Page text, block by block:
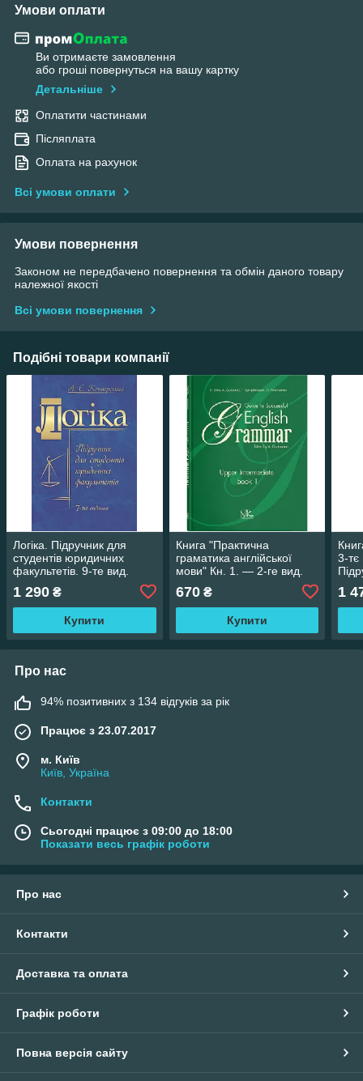
Умови оплати
Ви отримаєте замовлення
або гроші повернуться на вашу картку
Детальніше
Оплатити частинами
Післяплата
Оплата на рахунок
Всі умови оплати
Умови повернення
Законом не передбачено повернення та обмін даного товару
належної якості
Всі умови повернення
Подібні товари компанії
Логіка. Підручник для
студентів юридичних
факультетів. 9-те вид.
Конверський А.Є.
1 290 ₴
Купити
Книга "Практична
граматика англійської
мови" Кн. 1. — 2-ге вид.
670₴
Купити
3-тє
1
Про нас
94% позитивних з 134 відгуків за рік
Працює з 23.07.2017
м. Київ
Київ, Україна
Контакти
Сьогодні працює з 09:00 до 18:00
Показати весь графік роботи
Про нас
Контакти
Доставка та оплата
Графік роботи
Повна версія сайту